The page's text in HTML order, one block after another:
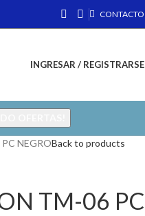
CONTACTO
INGRESAR / REGISTRARSE
NEGROBack to products
TM-06 PC